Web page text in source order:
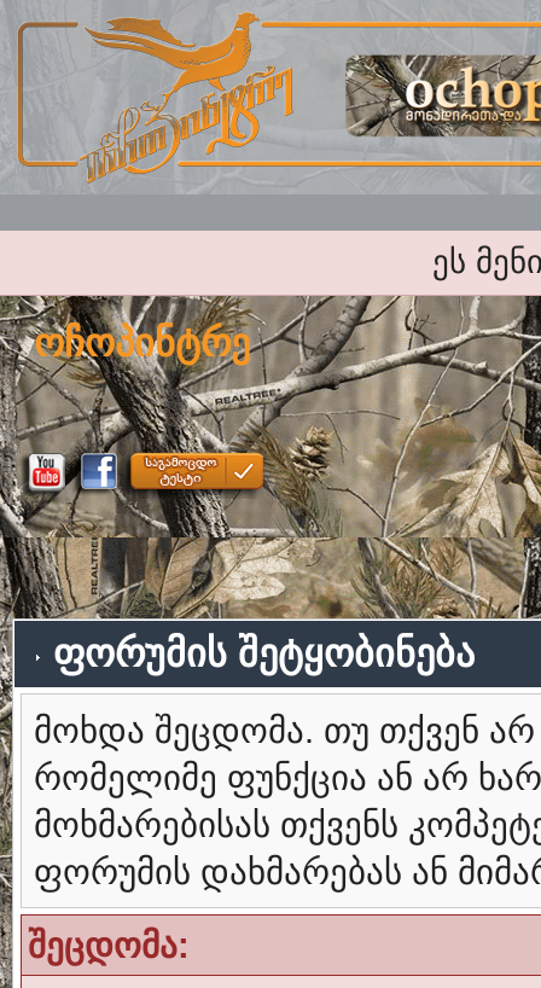
ეს
ოჩოპინტრე
ფორუმის შეტყობინება
მოხდა შეცდომა. თუ თქვენ
რომელიმე ფუნქცია ან არ
მოხმარებისას თქვენს
ფორუმის დახმარებას ან
შეცდომა: